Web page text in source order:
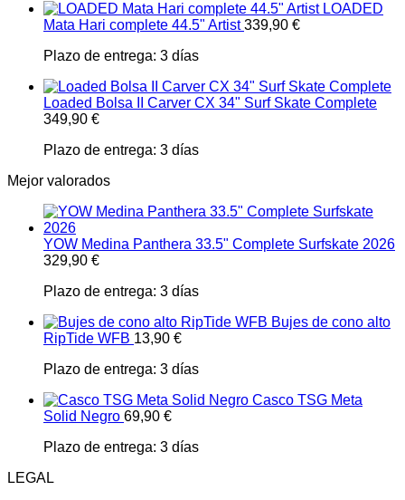
LOADED
Mata Hari complete 44.5" Artist 339,90 €
Plazo de entrega: 3 días
Loaded Bolsa II Carver CX 34" Surf Skate Complete
349,90 €
Plazo de entrega: 3 días
Mejor valorados
YOW Medina Panthera 33.5" Complete Surfskate 2026
329,90 €
Plazo de entrega: 3 días
Bujes de cono alto
RipTide WFB 13,90 €
Plazo de entrega: 3 días
Casco TSG Meta
Solid Negro 69,90 €
Plazo de entrega: 3 días
LEGAL